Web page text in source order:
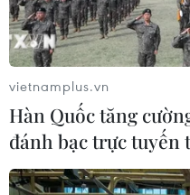
vietnamplus.vn
Hàn Quốc tăng
đánh bạc trực tuyến